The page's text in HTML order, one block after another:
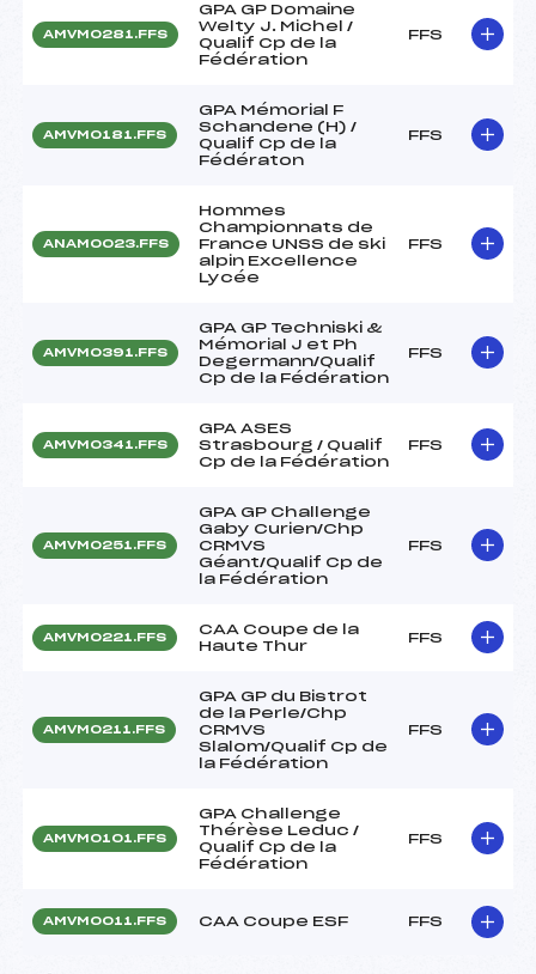
AMVM0281.FFS
GPA GP Domaine
Welty J. Michel /
Qualif Cp de la
Fédération
FFS
AMVM0181.FFS
GPA Mémorial F
Schandene (H) /
Qualif Cp de la
Fédératon
FFS
ANAM0023.FFS
Hommes
Championnats de
France UNSS de ski
alpin Excellence
Lycée
FFS
AMVM0391.FFS
GPA GP Techniski &
Mémorial J et Ph
Degermann/Qualif
Cp de la Fédération
FFS
AMVM0341.FFS
GPA ASES
Strasbourg / Qualif
Cp de la Fédération
FFS
AMVM0251.FFS
GPA GP Challenge
Gaby Curien/Chp
CRMVS
Géant/Qualif Cp de
la Fédération
FFS
AMVM0221.FFS
CAA Coupe de la
Haute Thur
FFS
AMVM0211.FFS
GPA GP du Bistrot
de la Perle/Chp
CRMVS
Slalom/Qualif Cp de
la Fédération
FFS
AMVM0101.FFS
GPA Challenge
Thérèse Leduc /
Qualif Cp de la
Fédération
FFS
AMVM0011.FFS CAA Coupe ESF FFS